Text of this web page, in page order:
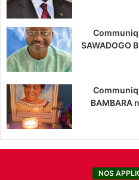
SAWADOGO
BAMBARA
NOS